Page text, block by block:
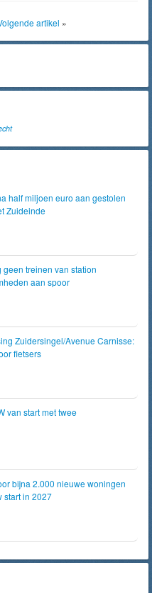
artikel »
half miljoen euro aan gestolen
Zuideinde
geen treinen van station
aan spoor
Zuidersingel/Avenue Carnisse:
fietsers
van start met twee
bijna 2.000 nieuwe woningen
start in 2027